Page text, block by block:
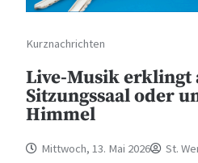
Kurznachrichten
Live-Musik erklingt
Sitzungssaal oder
Himmel
Mittwoch, 13. Mai 2026 St.